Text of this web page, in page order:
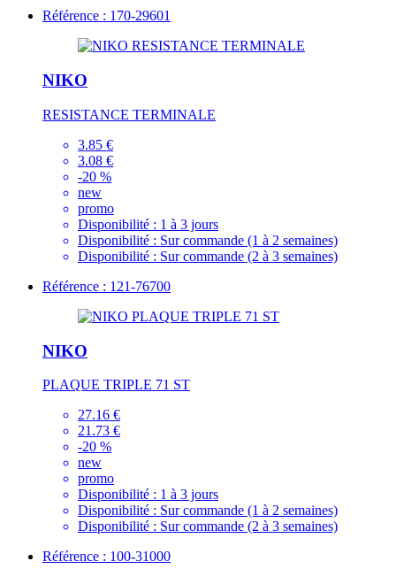
Référence : 170-29601
NIKO
RESISTANCE TERMINALE
3.85 €
3.08 €
-20 %
new
promo
Disponibilité : 1 à 3 jours
Disponibilité : Sur commande (1 à 2 semaines)
Disponibilité : Sur commande (2 à 3 semaines)
Référence : 121-76700
NIKO
PLAQUE TRIPLE 71 ST
27.16 €
21.73 €
-20 %
new
promo
Disponibilité : 1 à 3 jours
Disponibilité : Sur commande (1 à 2 semaines)
Disponibilité : Sur commande (2 à 3 semaines)
Référence : 100-31000